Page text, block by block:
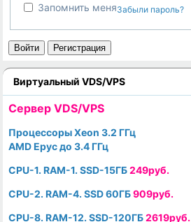
Запомнить меняЗабыли пароль?
Войти Регистрация
Виртуальный VDS/VPS
Cервер VDS/VPS
Процессоры Xeon 3.2 ГГц
AMD Epyc до 3.4 ГГц
CPU-1. RAM-1. SSD-15ГБ249руб.
CPU-2. RAM-4. SSD 60ГБ909руб.
CPU-8. RAM-12. SSD-120ГБ2619руб.